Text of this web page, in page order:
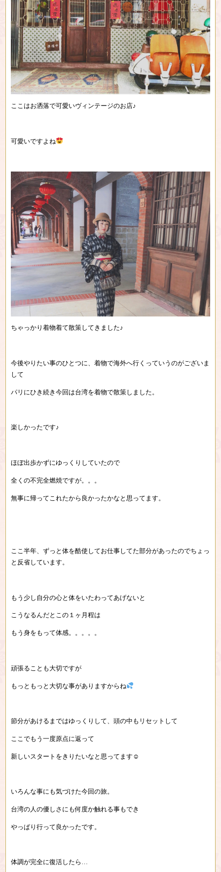
ここはお洒落で可愛いヴィンテージのお店♪
可愛いですよね
ちゃっかり着物着て散策してきました♪
今後やりたい事のひとつに、着物で海外へ行くっていうのがございま
して
パリにひき続き今回は台湾を着物で散策しました。
楽しかったです♪
ほぼ出歩かずにゆっくりしていたので
全くの不完全燃焼ですが。。。
無事に帰ってこれたから良かったかなと思ってます。
ここ半年、ずっと体を酷使してお仕事してた部分があったのでちょっ
と反省しています。
もう少し自分の心と体をいたわってあげないと
こうなるんだとこの１ヶ月程は
もう身をもって体感。。。。。
頑張ることも大切ですが
もっともっと大切な事がありますからね
節分があけるまではゆっくりして、頭の中もリセットして
ここでもう一度原点に返って
新しいスタートをきりたいなと思ってます☺︎
いろんな事にも気づけた今回の旅。
台湾の人の優しさにも何度か触れる事もでき
やっぱり行って良かったです。
体調が完全に復活したら…